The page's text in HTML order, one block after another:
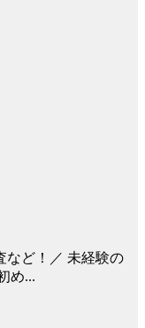
など！／ 未経験の
め...